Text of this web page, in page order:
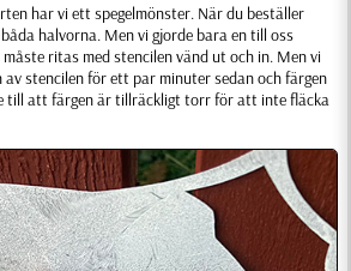
har vi ett spegelmönster. När du beställer
halvorna. Men vi gjorde bara en till oss
ritas med stencilen vänd ut och in. Men vi
av stencilen för ett par minuter sedan och färgen
till att färgen är tillräckligt torr för att inte fläcka